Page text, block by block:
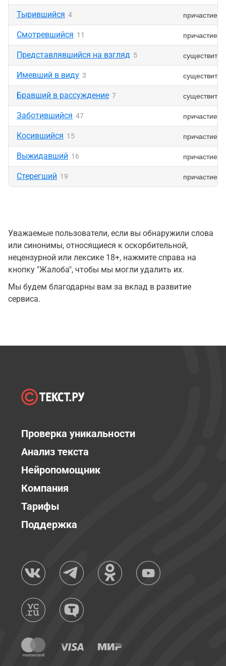
Тырившийся 4 причастие
Смотревшийся 11 причастие
Представлявшийся на взгляд 5
Имевший в виду 3
Бравший в рассуждение 7
Заботившийся 47 причастие
Косившийся 15 причастие
Выжидавший 16 причастие
Стерегший 19 причастие
Уважаемые пользователи, если вы обнаружили слова
или синонимы, относящиеся к оскорбительной,
нецензурной или лексике 18+, нажмите справа на
кнопку "Жалоба", чтобы мы могли удалить их.
Мы будем благодарны вам за вклад в развитие
сервиса.
Проверка уникальности
Анализ текста
Нейропомощник
Компания
Тарифы
Поддержка